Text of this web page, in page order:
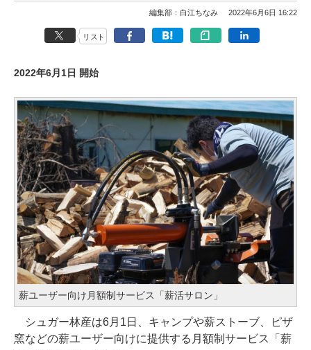
編集部：白江ちなみ 2022年6月6日 16:22
リスト
2022年6月1日 開始
薪ユーザー向け月額制サービス「薪活サロン」
シュガー林産は6月1日、キャンプや薪ストーブ、ピザ
窯などの薪ユーザー向けに提供する月額制サービス「薪